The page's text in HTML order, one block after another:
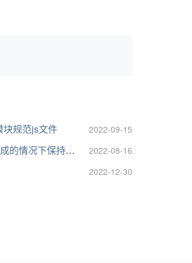
2022-09-15
块规范js文件
2022-08-16
片占位区的宽高比
2022-12-30